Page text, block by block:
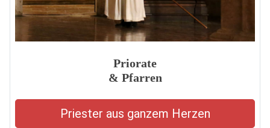
Priorate
& Pfarren
Priester aus ganzem Herzen